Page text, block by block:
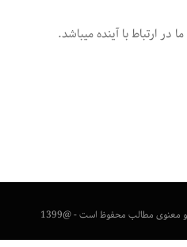
ارتباط با آینده میباشد.
مطالب محفوظ است - @1399